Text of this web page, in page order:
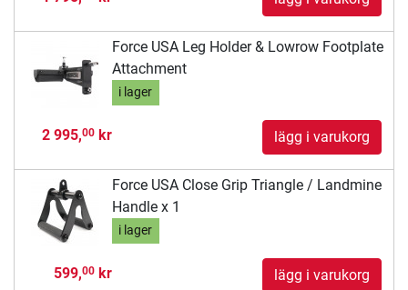
Force USA Leg Holder & Lowrow Footplate
Attachment
i lager
2 995,00kr lägg i varukorg
Force USA Close Grip Triangle / Landmine
Handle x 1
i lager
599,00kr lägg i varukorg